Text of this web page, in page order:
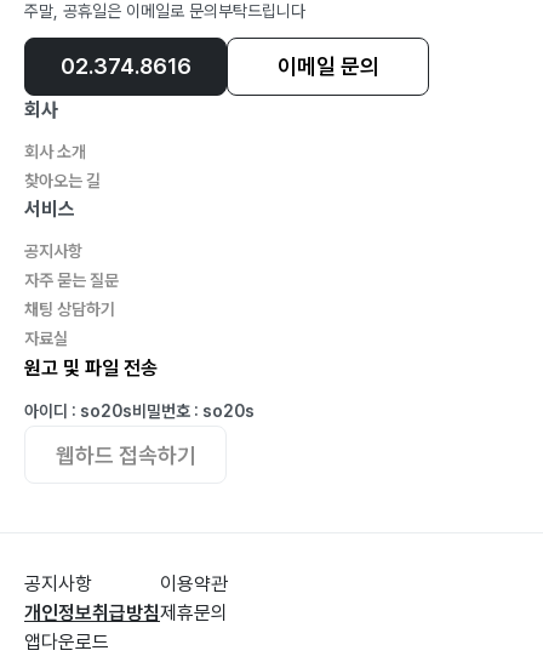
주말, 공휴일은 이메일로 문의부탁드립니다
02.374.8616 이메일 문의
회사
회사 소개
찾아오는 길
서비스
공지사항
자주 묻는 질문
채팅 상담하기
자료실
원고 및 파일 전송
아이디 : so20s비밀번호 : so20s
웹하드 접속하기
공지사항
개인정보취급방침
앱다운로드
이용약관
제휴문의